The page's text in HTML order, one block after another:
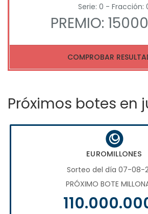
Serie: 0 - Fracción:
PREMIO:
COMPROBAR
Próximos botes en
EUROMILLONES
Sorteo del día 07-08-
PRÓXIMO BOTE